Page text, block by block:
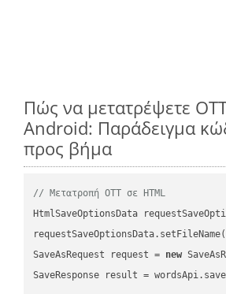
Πώς να μετατρέψετε
Android: Παράδειγμα
προς βήμα
// Μετατροπή OTT σε HTML
HtmlSaveOptionsData
requestSaveOptionsData.setFileName(
SaveAsRequest request = new
SaveResponse result =